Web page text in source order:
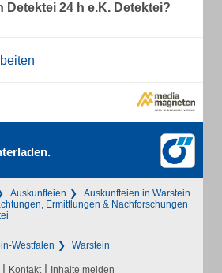
Detektei 24 h e.K. Detektei?
Auskunfteien
Auskunfteien in Warstein
Ermittlungen & Nachforschungen
Westfalen Warstein
| Kontakt | Inhalte melden